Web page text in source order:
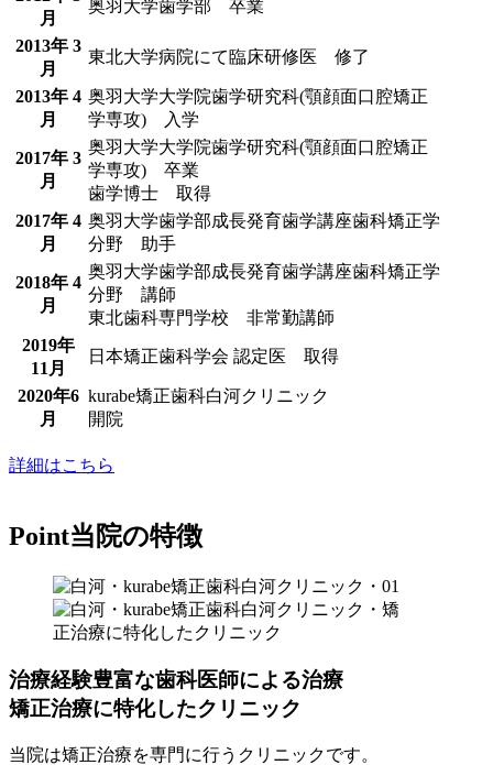
月
奥羽大学歯学部 卒業
2013年 3
月
東北大学病院にて臨床研修医 修了
2013年 4
月
奥羽大学大学院歯学研究科(顎顔面口腔矯正
学専攻) 入学
2017年 3
月
奥羽大学大学院歯学研究科(顎顔面口腔矯正
学専攻) 卒業
歯学博士 取得
2017年 4
月
奥羽大学歯学部成長発育歯学講座歯科矯正学
分野 助手
2018年 4
月
奥羽大学歯学部成長発育歯学講座歯科矯正学
分野 講師
東北歯科専門学校 非常勤講師
2019年
11月
日本矯正歯科学会 認定医 取得
2020年6
月
kurabe矯正歯科白河クリニック
開院
詳細はこちら
Point当院の特徴
治療経験豊富な歯科医師による治療
矯正治療に特化したクリニック
当院は矯正治療を専門に行うクリニックです。